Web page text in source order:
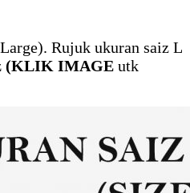
Rujuk ukuran saiz L
(KLIK IMAGE utk